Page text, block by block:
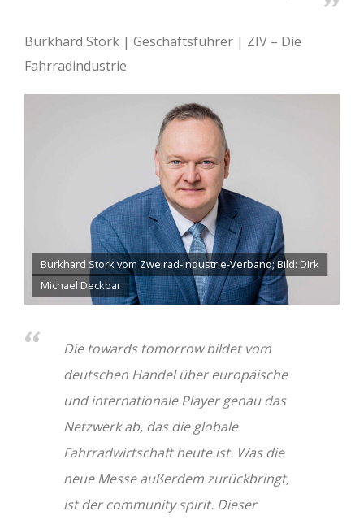
Burkhard Stork | Geschäftsführer | ZIV – Die
Fahrradindustrie
Burkhard Stork vom Zweirad-Industrie-Verband; Bild: Dirk
Michael Deckbar
Die towards tomorrow bildet vom
deutschen Handel über europäische
und internationale Player genau das
Netzwerk ab, das die globale
Fahrradwirtschaft heute ist. Was die
neue Messe außerdem zurückbringt,
ist der community spirit. Dieser